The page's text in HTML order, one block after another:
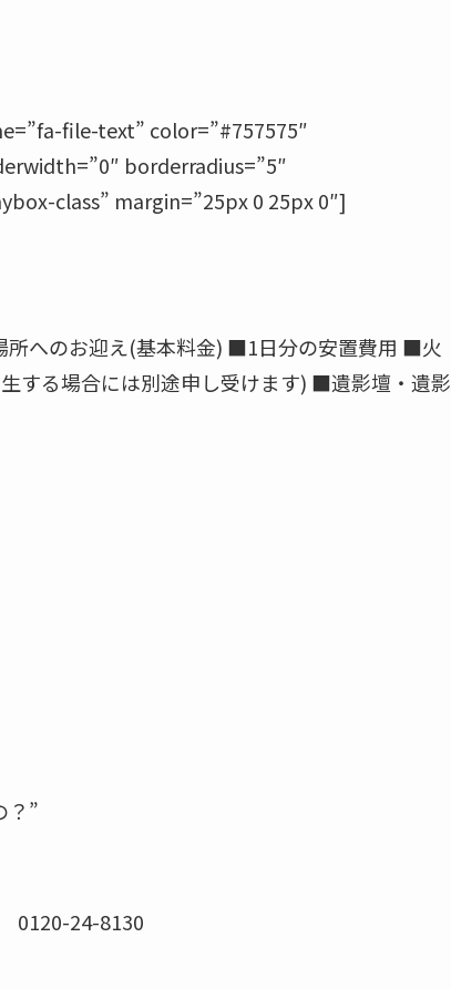
file-text” color=”#757575″
borderradius=”5″
class” margin=”25px 0 25px 0″]
へのお迎え(基本料金) ■1日分の安置費用 ■火
する場合には別途申し受けます) ■遺影壇・遺影
？”
0120-24-8130